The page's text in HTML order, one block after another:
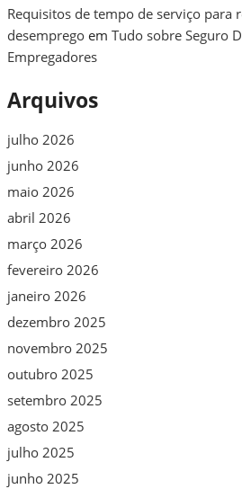
Requisitos de tempo de serviço para
desemprego em Tudo sobre Seguro
Empregadores
Arquivos
julho 2026
junho 2026
maio 2026
abril 2026
março 2026
fevereiro 2026
janeiro 2026
dezembro 2025
novembro 2025
outubro 2025
setembro 2025
agosto 2025
julho 2025
junho 2025